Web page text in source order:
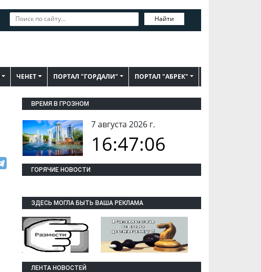
Найти
ЧЕНЕТ ПОРТАЛ "ГОРДАЛИ" ПОРТАЛ "АБРЕК"
ВРЕМЯ В ГРОЗНОМ
7 августа 2026 г.
16:47:07
ГОРЯЧИЕ НОВОСТИ
ЗДЕСЬ МОГЛА БЫТЬ ВАША РЕКЛАМА
ЛЕНТА НОВОСТЕЙ